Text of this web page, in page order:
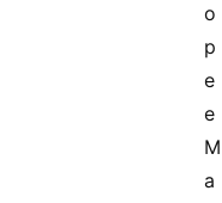
o
p
e
e
M
a